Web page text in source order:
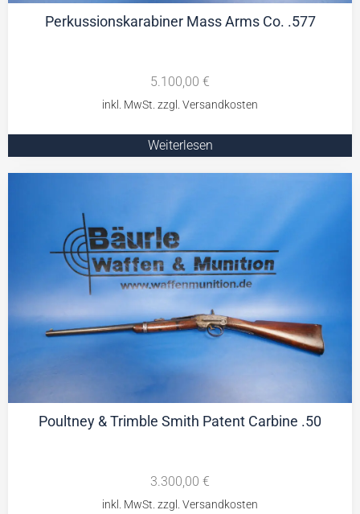
Perkussionskarabiner Mass Arms Co. .577
5.100,00 €
Weiterlesen
Poultney & Trimble Smith Patent Carbine .50
3.300,00 €